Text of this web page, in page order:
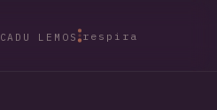
CADU LEMOS respira